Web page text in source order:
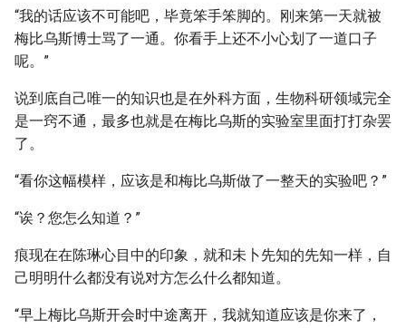
“我的话应该不可能吧，毕竟笨手笨脚的。刚来第一天就被
梅比乌斯博士骂了一通。你看手上还不小心划了一道口子
呢。”
说到底自己唯一的知识也是在外科方面，生物科研领域完全
是一窍不通，最多也就是在梅比乌斯的实验室里面打打杂罢
了。
“看你这幅模样，应该是和梅比乌斯做了一整天的实验吧？”
“诶？您怎么知道？”
痕现在在陈琳心目中的印象，就和未卜先知的先知一样，自
己明明什么都没有说对方怎么什么都知道。
“早上梅比乌斯开会时中途离开，我就知道应该是你来了，